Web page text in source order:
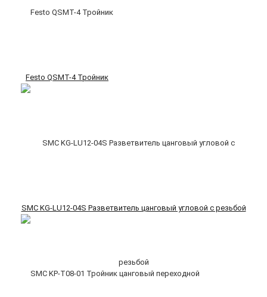
Festo QSMT-4 Тройник
SMC KG-LU12-04S Разветвитель цанговый угловой с резьбой